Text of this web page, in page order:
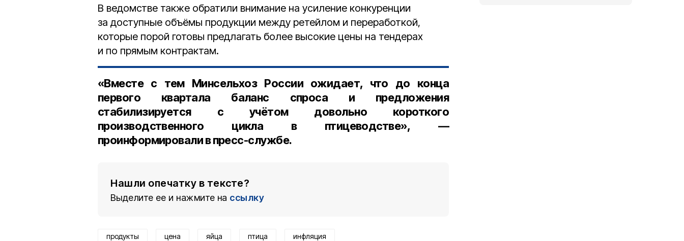
В ведомстве также обратили внимание на усиление конкуренции
за доступные объёмы продукции между ретейлом и переработкой,
которые порой готовы предлагать более высокие цены на тендерах
и по прямым контрактам.
«Вместе с тем Минсельхоз России ожидает, что до конца
первого квартала баланс спроса и предложения
стабилизируется с учётом довольно короткого
производственного цикла в птицеводстве», —
проинформировали в пресс-службе.
Нашли опечатку в тексте?
Выделите ее и нажмите на ссылку
продукты цена яйца птица инфляция